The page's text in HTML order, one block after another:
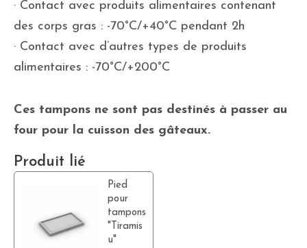
· Contact avec produits alimentaires contenant
des corps gras : -70°C/+40°C pendant 2h
· Contact avec d’autres types de produits
alimentaires : -70°C/+200°C
Ces tampons ne sont pas destinés à passer au
four pour la cuisson des gâteaux.
Produit lié
Pied
pour
tampons
"Tiramis
u"